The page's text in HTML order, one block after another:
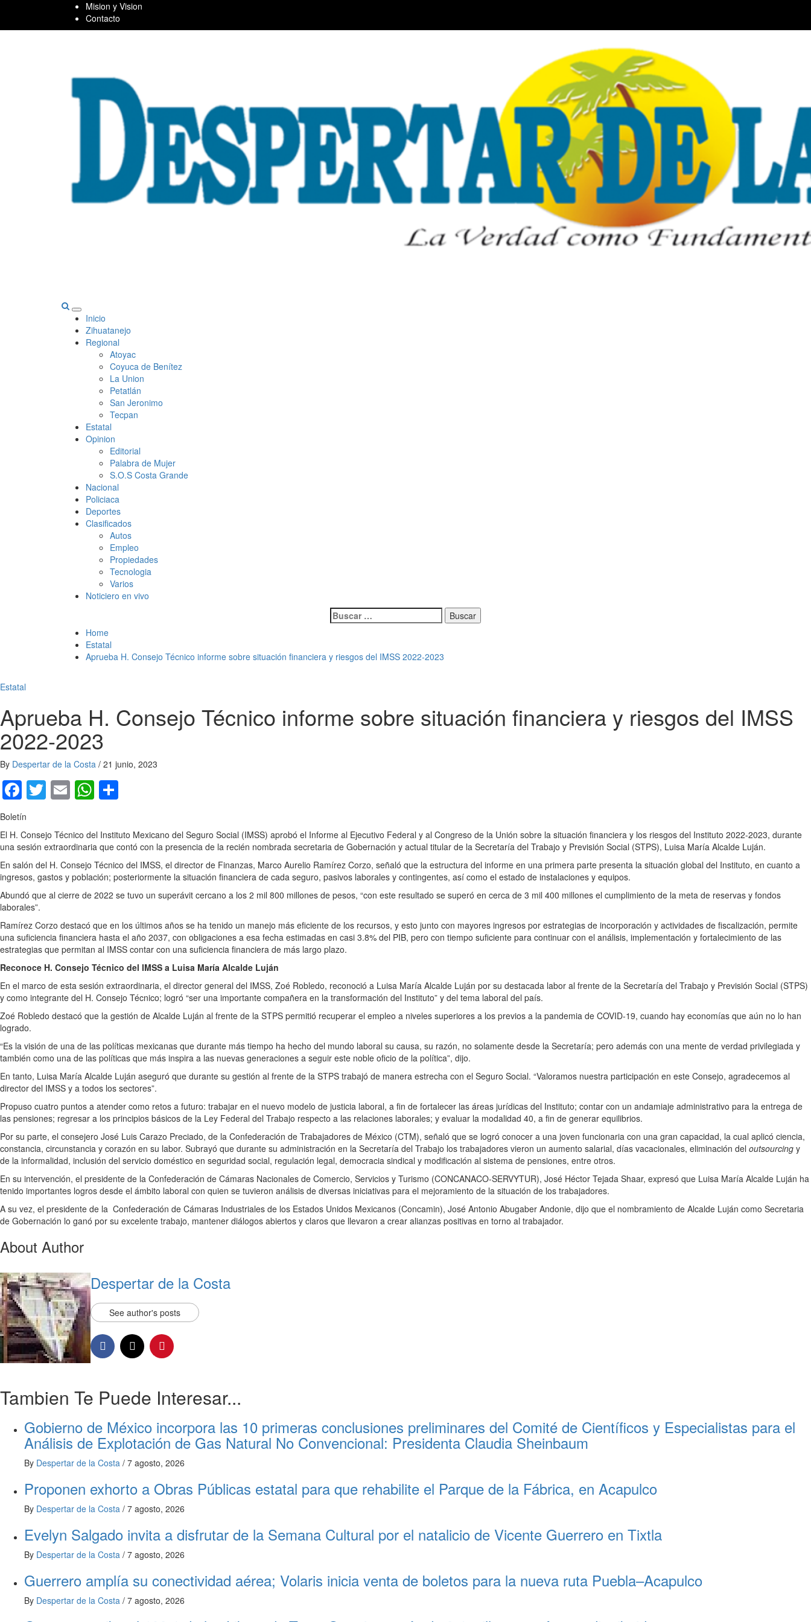
content
Mision y Vision
Contacto
Primary
Menu
Inicio
Zihuatanejo
Regional
Atoyac
Coyuca de Benítez
La Union
Petatlán
San Jeronimo
Tecpan
Estatal
Opinion
Editorial
Palabra de Mujer
S.O.S Costa Grande
Nacional
Policiaca
Deportes
Clasificados
Autos
Empleo
Propiedades
Tecnologia
Varios
Noticiero en vivo
Buscar:
Home
Estatal
Aprueba H. Consejo Técnico informe sobre situación financiera y riesgos del IMSS 2022-2023
Estatal
Aprueba H. Consejo Técnico informe sobre situación financiera y riesgos del IMSS
2022-2023
By Despertar de la Costa / 21 junio, 2023
Facebook
Twitter
EmailWhatsApp
Boletín
El H. Consejo Técnico del Instituto Mexicano del Seguro Social (IMSS) aprobó el Informe al Ejecutivo Federal y al Congreso de la Unión sobre la situación financiera y los riesgos del Instituto 2022-2023, durante
una sesión extraordinaria que contó con la presencia de la recién nombrada secretaria de Gobernación y actual titular de la Secretaría del Trabajo y Previsión Social (STPS), Luisa María Alcalde Luján.
En salón del H. Consejo Técnico del IMSS, el director de Finanzas, Marco Aurelio Ramírez Corzo, señaló que la estructura del informe en una primera parte presenta la situación global del Instituto, en cuanto a
ingresos, gastos y población; posteriormente la situación financiera de cada seguro, pasivos laborales y contingentes, así como el estado de instalaciones y equipos.
Abundó que al cierre de 2022 se tuvo un superávit cercano a los 2 mil 800 millones de pesos, “con este resultado se superó en cerca de 3 mil 400 millones el cumplimiento de la meta de reservas y fondos
laborales”.
Ramírez Corzo destacó que en los últimos años se ha tenido un manejo más eficiente de los recursos, y esto junto con mayores ingresos por estrategias de incorporación y actividades de fiscalización, permite
una suficiencia financiera hasta el año 2037, con obligaciones a esa fecha estimadas en casi 3.8% del PIB, pero con tiempo suficiente para continuar con el análisis, implementación y fortalecimiento de las
estrategias que permitan al IMSS contar con una suficiencia financiera de más largo plazo.
Reconoce H. Consejo Técnico del IMSS a Luisa María Alcalde Luján
En el marco de esta sesión extraordinaria, el director general del IMSS, Zoé Robledo, reconoció a Luisa María Alcalde Luján por su destacada labor al frente de la Secretaría del Trabajo y Previsión Social (STPS)
y como integrante del H. Consejo Técnico; logró “ser una importante compañera en la transformación del Instituto” y del tema laboral del país.
Zoé Robledo destacó que la gestión de Alcalde Luján al frente de la STPS permitió recuperar el empleo a niveles superiores a los previos a la pandemia de COVID-19, cuando hay economías que aún no lo han
logrado.
“Es la visión de una de las políticas mexicanas que durante más tiempo ha hecho del mundo laboral su causa, su razón, no solamente desde la Secretaría; pero además con una mente de verdad privilegiada y
también como una de las políticas que más inspira a las nuevas generaciones a seguir este noble oficio de la política”, dijo.
En tanto, Luisa María Alcalde Luján aseguró que durante su gestión al frente de la STPS trabajó de manera estrecha con el Seguro Social. “Valoramos nuestra participación en este Consejo, agradecemos al
director del IMSS y a todos los sectores”.
Propuso cuatro puntos a atender como retos a futuro: trabajar en el nuevo modelo de justicia laboral, a fin de fortalecer las áreas jurídicas del Instituto; contar con un andamiaje administrativo para la entrega de
las pensiones; regresar a los principios básicos de la Ley Federal del Trabajo respecto a las relaciones laborales; y evaluar la modalidad 40, a fin de generar equilibrios.
Por su parte, el consejero José Luis Carazo Preciado, de la Confederación de Trabajadores de México (CTM), señaló que se logró conocer a una joven funcionaria con una gran capacidad, la cual aplicó ciencia,
constancia, circunstancia y corazón en su labor. Subrayó que durante su administración en la Secretaría del Trabajo los trabajadores vieron un aumento salarial, días vacacionales, eliminación del outsourcing y
de la informalidad, inclusión del servicio doméstico en seguridad social, regulación legal, democracia sindical y modificación al sistema de pensiones, entre otros.
En su intervención, el presidente de la Confederación de Cámaras Nacionales de Comercio, Servicios y Turismo (CONCANACO-SERVYTUR), José Héctor Tejada Shaar, expresó que Luisa María Alcalde Luján ha
tenido importantes logros desde el ámbito laboral con quien se tuvieron análisis de diversas iniciativas para el mejoramiento de la situación de los trabajadores.
A su vez, el presidente de la ​ Confederación de Cámaras Industriales de los Estados Unidos Mexicanos (Concamin), José Antonio Abugaber Andonie, dijo que el nombramiento de Alcalde Luján como Secretaria
de Gobernación lo ganó por su excelente trabajo, mantener diálogos abiertos y claros que llevaron a crear alianzas positivas en torno al trabajador.
About Author
Despertar de la Costa
See author's posts
Tambien Te Puede Interesar...
Gobierno de México incorpora las 10 primeras conclusiones preliminares del Comité de Científicos y Especialistas para el
Análisis de Explotación de Gas Natural No Convencional: Presidenta Claudia Sheinbaum
By Despertar de la Costa / 7 agosto, 2026
Proponen exhorto a Obras Públicas estatal para que rehabilite el Parque de la Fábrica, en Acapulco
By Despertar de la Costa / 7 agosto, 2026
Evelyn Salgado invita a disfrutar de la Semana Cultural por el natalicio de Vicente Guerrero en Tixtla
By Despertar de la Costa / 7 agosto, 2026
Guerrero amplía su conectividad aérea; Volaris inicia venta de boletos para la nueva ruta Puebla–Acapulco
By Despertar de la Costa / 7 agosto, 2026